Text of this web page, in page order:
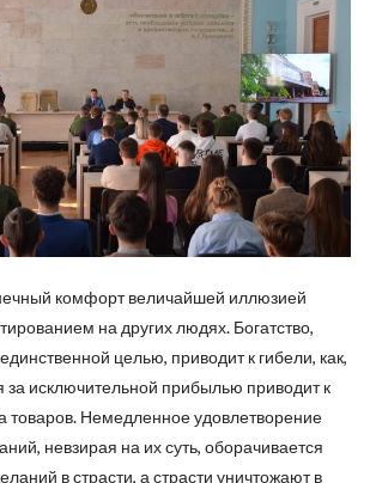
комфорт величайшей иллюзией
на других людях. Богатство,
целью, приводит к гибели, как,
за исключительной прибылью приводит к
товаров. Немедленное удовлетворение
невзирая на их суть, оборачивается
в страсти, а страсти уничтожают в